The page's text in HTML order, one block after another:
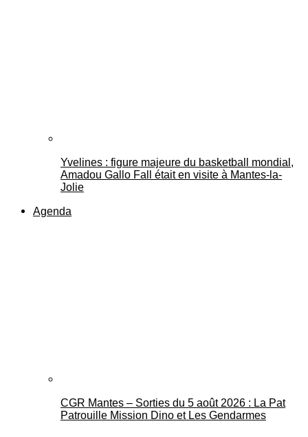
Yvelines : figure majeure du basketball mondial,
Amadou Gallo Fall était en visite à Mantes-la-
Jolie
Agenda
CGR Mantes – Sorties du 5 août 2026 : La Pat
Patrouille Mission Dino et Les Gendarmes